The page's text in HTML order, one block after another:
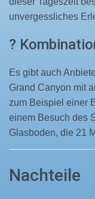
unvergessliches
?
Es gibt auch
Grand Canyon mit
zum Beispiel einer
einem Besuch des
Glasboden, die 21
Nachteile